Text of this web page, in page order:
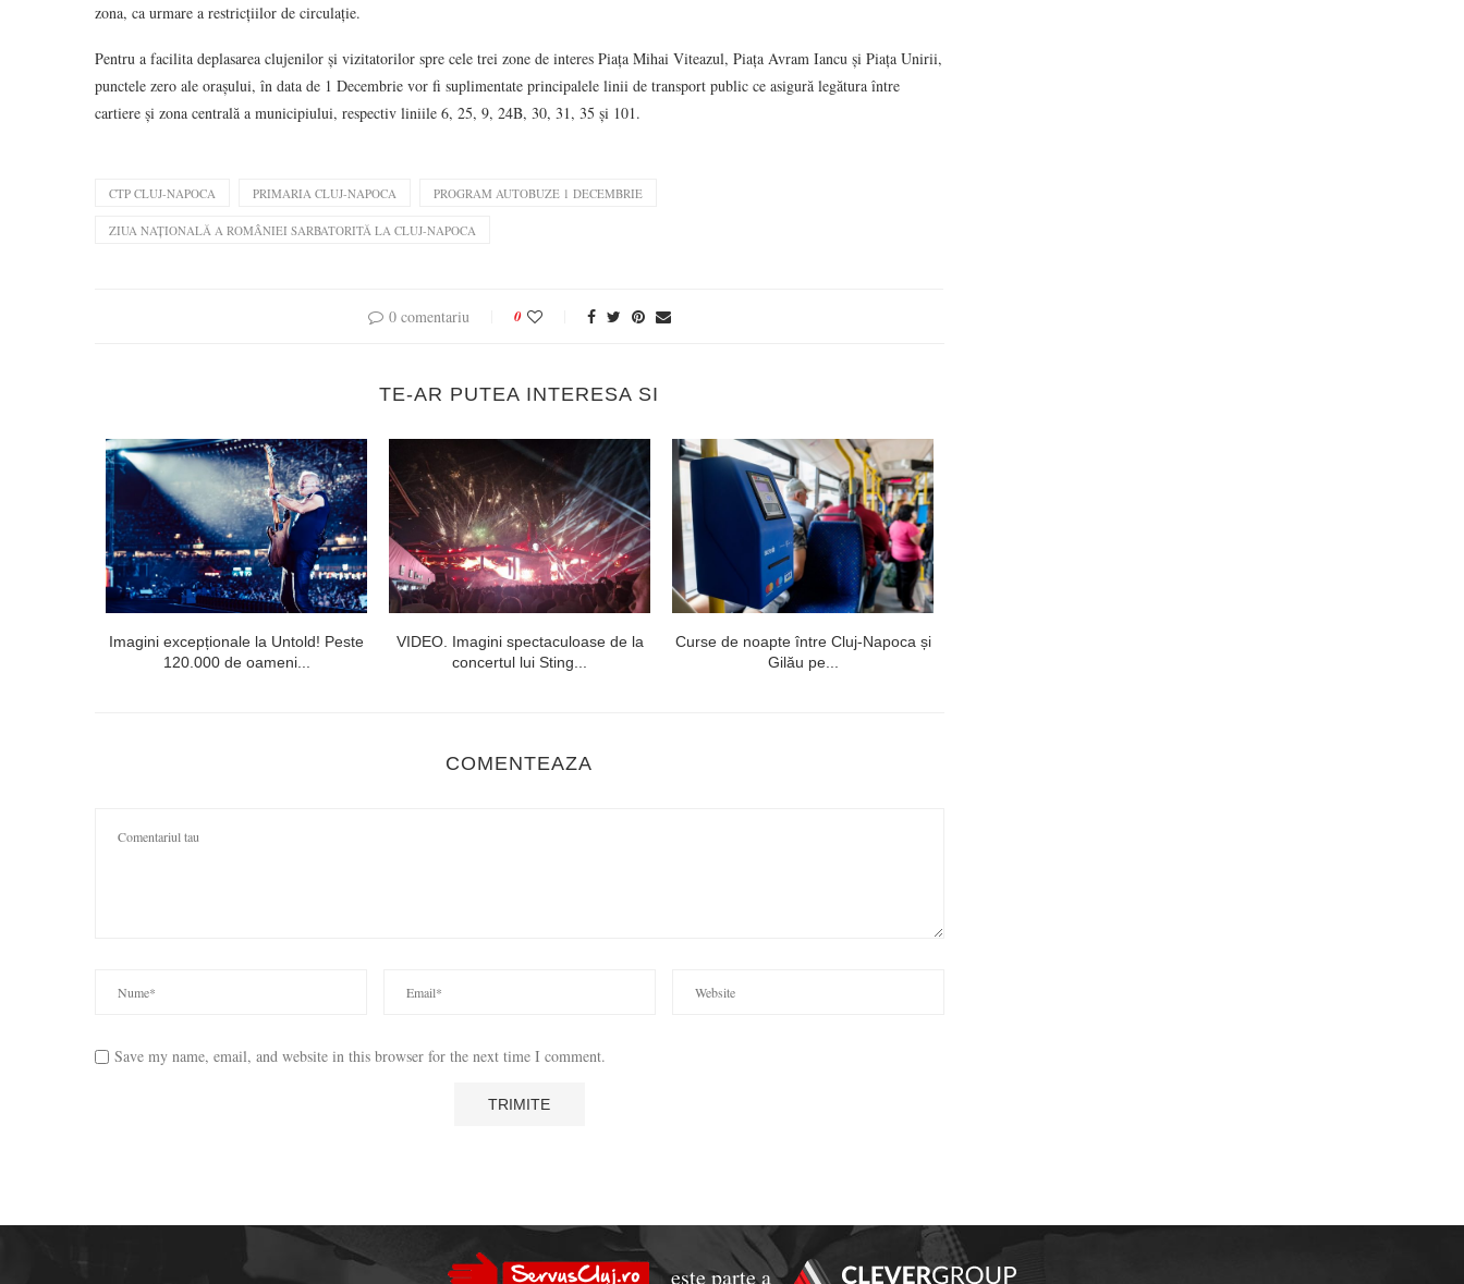
zona, ca urmare a restricțiilor de circulație.
Pentru a facilita deplasarea clujenilor și vizitatorilor spre cele trei zone de interes Piața Mihai Viteazul, Piața Avram Iancu și Piața Unirii,
punctele zero ale orașului, în data de 1 Decembrie vor fi suplimentate principalele linii de transport public ce asigură legătura între
cartiere și zona centrală a municipiului, respectiv liniile 6, 25, 9, 24B, 30, 31, 35 și 101.
CTP CLUJ-NAPOCA PRIMARIA CLUJ-NAPOCA PROGRAM AUTOBUZE 1 DECEMBRIE
ZIUA NAȚIONALĂ A ROMÂNIEI SARBATORITĂ LA CLUJ-NAPOCA
0 comentariu 0
TE-AR PUTEA INTERESA SI
Imagini excepționale la Untold! Peste
120.000 de oameni...
VIDEO. Imagini spectaculoase de la
concertul lui Sting...
Curse de noapte între Cluj-Napoca și
Gilău pe...
COMENTEAZA
Save my name, email, and website in this browser for the next time I comment.
este parte a